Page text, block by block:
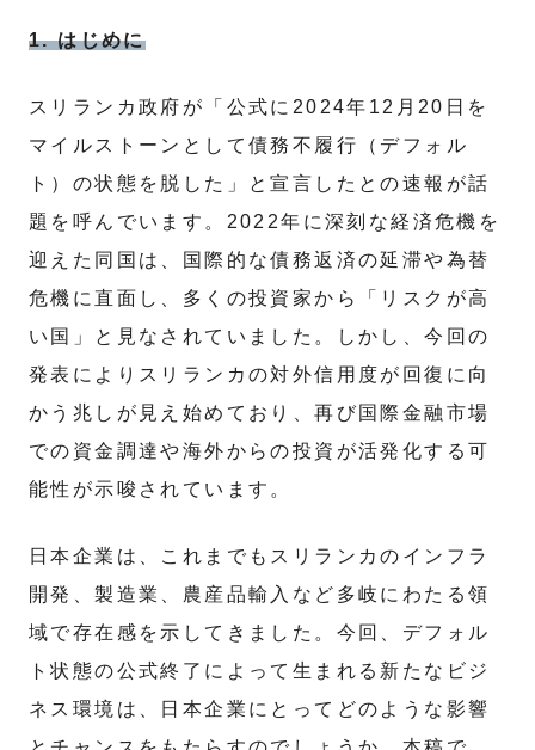
1. はじめに
スリランカ政府が「公式に2024年12月20日を
マイルストーンとして債務不履行（デフォル
ト）の状態を脱した」と宣言したとの速報が話
題を呼んでいます。2022年に深刻な経済危機を
迎えた同国は、国際的な債務返済の延滞や為替
危機に直面し、多くの投資家から「リスクが高
い国」と見なされていました。しかし、今回の
発表によりスリランカの対外信用度が回復に向
かう兆しが見え始めており、再び国際金融市場
での資金調達や海外からの投資が活発化する可
能性が示唆されています。
日本企業は、これまでもスリランカのインフラ
開発、製造業、農産品輸入など多岐にわたる領
域で存在感を示してきました。今回、デフォル
ト状態の公式終了によって生まれる新たなビジ
ネス環境は、日本企業にとってどのような影響